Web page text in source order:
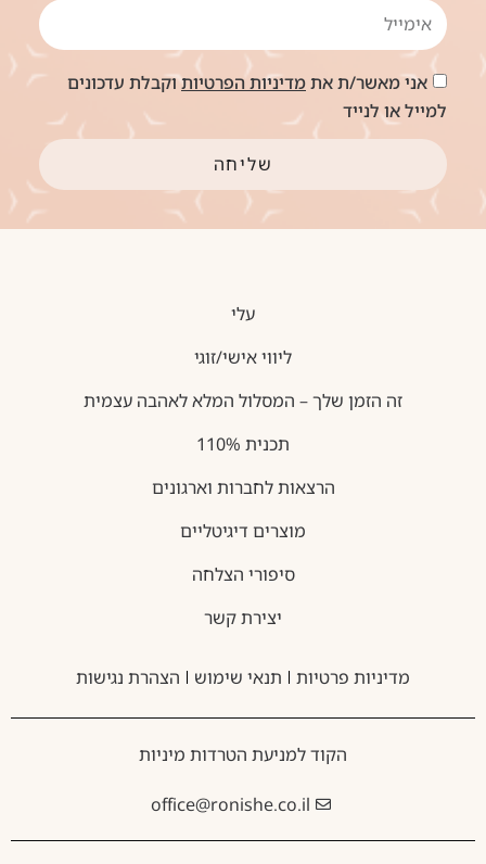
אני מאשר/ת אתמדיניות הפרטיותוקבלת עדכונים
למייל או לנייד
שליחה
עלי
ליווי אישי/זוגי
זה הזמן שלך – המסלול המלא לאהבה עצמית
תכנית 110%
הרצאות לחברות וארגונים
מוצרים דיגיטליים
סיפורי הצלחה
יצירת קשר
office@ronishe.co.il
מדיניות פרטיות תנאי שימוש הצהרת נגישות
הקוד למניעת הטרדות מיניות